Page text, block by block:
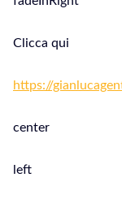
Clicca qui
https://
center
left